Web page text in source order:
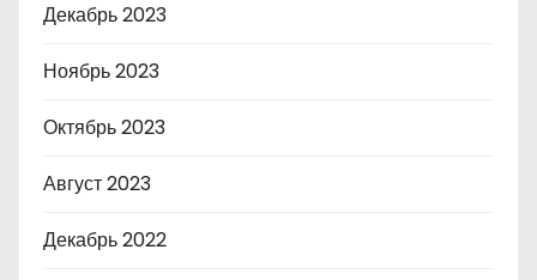
Декабрь 2023
Ноябрь 2023
Октябрь 2023
Август 2023
Декабрь 2022